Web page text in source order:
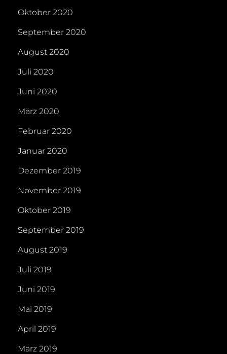
Oktober 2020
September 2020
August 2020
Juli 2020
Juni 2020
März 2020
Februar 2020
Januar 2020
Dezember 2019
November 2019
Oktober 2019
September 2019
August 2019
Juli 2019
Juni 2019
Mai 2019
April 2019
März 2019